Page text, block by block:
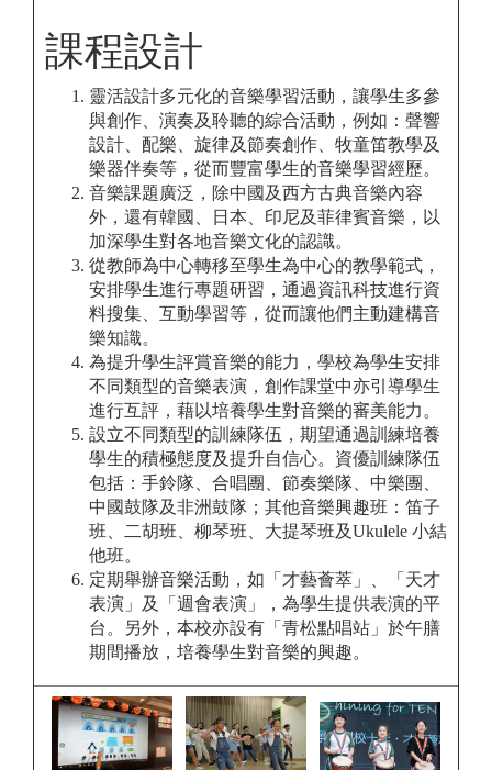
課程設計
靈活設計多元化的音樂學習活動，讓學生多參
與創作、演奏及聆聽的綜合活動，例如：聲響
設計、配樂、旋律及節奏創作、牧童笛教學及
樂器伴奏等，從而豐富學生的音樂學習經歷。
音樂課題廣泛，除中國及西方古典音樂內容
外，還有韓國、日本、印尼及菲律賓音樂，以
加深學生對各地音樂文化的認識。
從教師為中心轉移至學生為中心的教學範式，
安排學生進行專題研習，通過資訊科技進行資
料搜集、互動學習等，從而讓他們主動建構音
樂知識。
為提升學生評賞音樂的能力，學校為學生安排
不同類型的音樂表演，創作課堂中亦引導學生
進行互評，藉以培養學生對音樂的審美能力。
設立不同類型的訓練隊伍，期望通過訓練培養
學生的積極態度及提升自信心。資優訓練隊伍
包括：手鈴隊、合唱團、節奏樂隊、中樂團、
中國鼓隊及非洲鼓隊；其他音樂興趣班：笛子
班、二胡班、柳琴班、大提琴班及Ukulele 小結
他班。
定期舉辦音樂活動，如「才藝薈萃」、「天才
表演」及「週會表演」，為學生提供表演的平
台。另外，本校亦設有「青松點唱站」於午膳
期間播放，培養學生對音樂的興趣。